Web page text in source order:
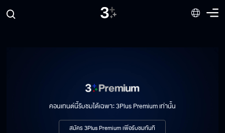
คอนเทนต์นี้รับชมได้เฉพาะ 3Plus Premium เท่านั้น
สมัคร 3Plus Premium เพื่อรับชมทันที